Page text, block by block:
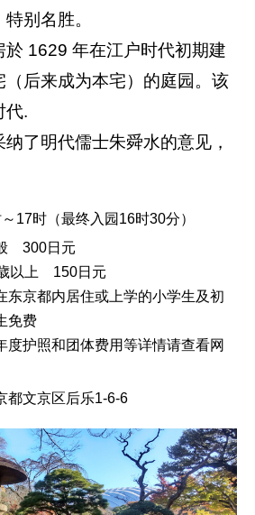
别名胜。
於 1629 年在江户时代初期建
（后来成为本宅）的庭园。该
代.
了明代儒士朱舜水的意见，
17时（最终入园16时30分）
300日元
以上 150日元
东京都内居住或上学的小学生及初
免费
度护照和团体费用等详情请查看网
都文京区后乐1-6-6